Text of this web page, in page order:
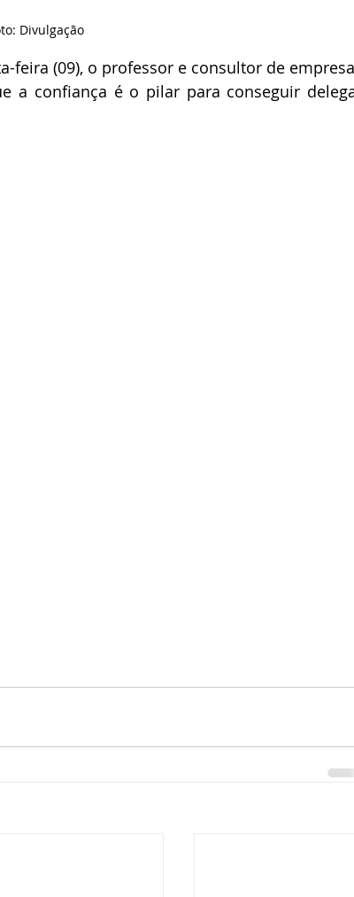
Divulgação
feira (09), o professor e consultor de
a confiança é o pilar para conseguir